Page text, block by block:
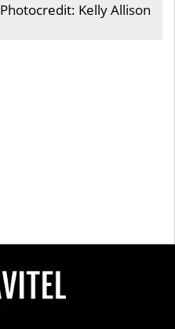
Photocredit: Kelly Allison